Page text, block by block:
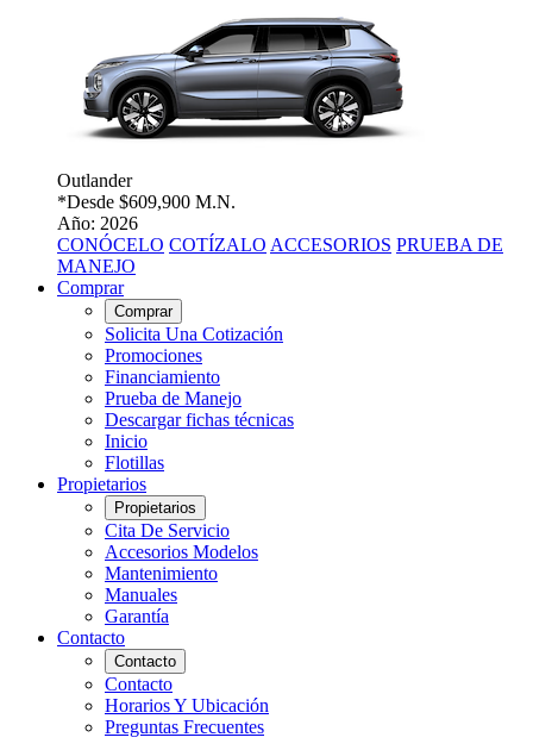
Outlander
*Desde $609,900 M.N.
Año: 2026
CONÓCELO COTÍZALO ACCESORIOS PRUEBA DE
MANEJO
Comprar
Comprar
Solicita Una Cotización
Promociones
Financiamiento
Prueba de Manejo
Descargar fichas técnicas
Inicio
Flotillas
Propietarios
Propietarios
Cita De Servicio
Accesorios Modelos
Mantenimiento
Manuales
Garantía
Contacto
Contacto
Contacto
Horarios Y Ubicación
Preguntas Frecuentes